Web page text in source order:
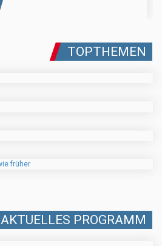
TOPTHEMEN
AKTUELLES PROGRAMM